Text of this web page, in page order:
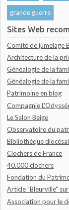
grande guerre
Sites Web
Comité de jumelage
Architecture de la
Généalogie de la
Généalogie de la
Patrimoine en blog
Compagnie
Le Salon Beige
Observatoire du
Bibliothèque
Clochers de France
40.000 clochers
Fondation du
Article "Bleurville"
Association pour le